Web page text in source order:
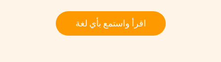
اقرأ واستمع بأي لغة